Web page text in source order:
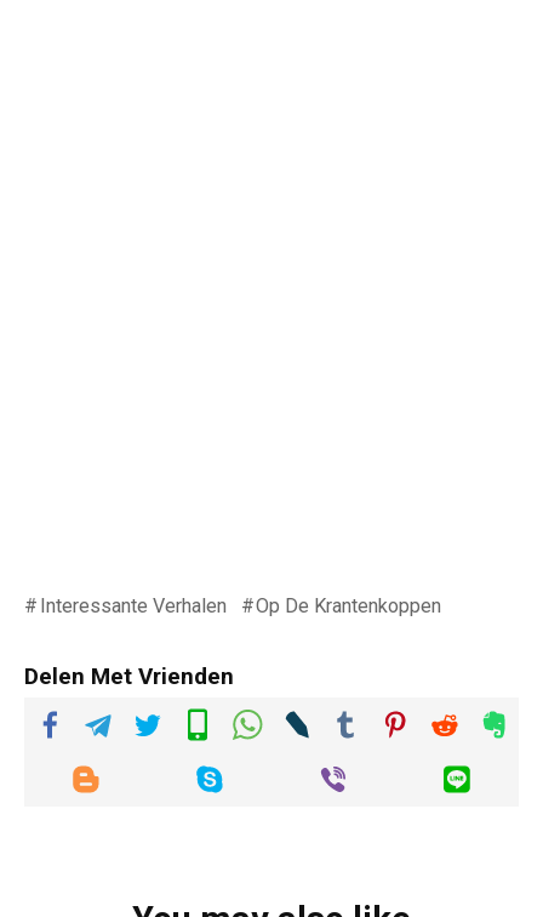
Interessante Verhalen Op De Krantenkoppen
Delen Met Vrienden